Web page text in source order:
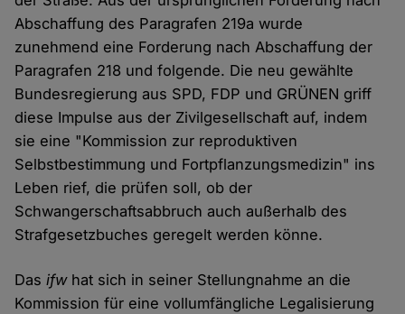
Abschaffung des Paragrafen 219a wurde
zunehmend eine Forderung nach Abschaffung der
Paragrafen 218 und folgende. Die neu gewählte
Bundesregierung aus SPD, FDP und GRÜNEN griff
diese Impulse aus der Zivilgesellschaft auf, indem
sie eine "Kommission zur reproduktiven
Selbstbestimmung und Fortpflanzungsmedizin" ins
Leben rief, die prüfen soll, ob der
Schwangerschaftsabbruch auch außerhalb des
Strafgesetzbuches geregelt werden könne.
Dasifwhat sich in seiner Stellungnahme an die
Kommission für eine vollumfängliche Legalisierung